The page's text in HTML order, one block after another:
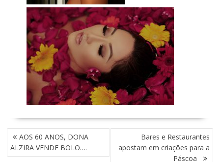
N
A
V
AOS 60 ANOS, DONA
ALZIRA VENDE BOLO….
Bares e Restaurantes
apostam em criações para a
Páscoa